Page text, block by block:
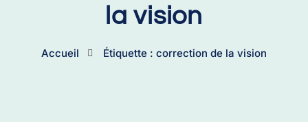
la vision
Accueil Étiquette : correction de la vision